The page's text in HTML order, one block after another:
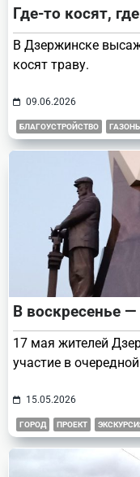
Где-то косят,
В Дзержинске
косят траву.
09.06.2026
БЛАГОУСТРОЙСТВО
В воскресенье
17 мая жителей
участие в
15.05.2026
ГОРОД ПРОЕКТ